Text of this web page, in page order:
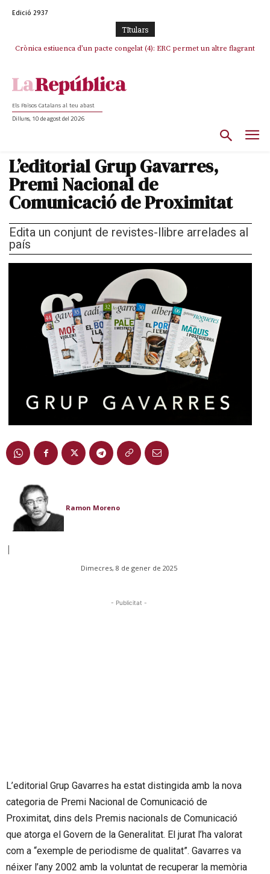
Edició 2937
TItulars
Crònica estiuenca d’un pacte congelat (4): ERC permet un altre flagrant
Els Països Catalans al teu abast
Dilluns, 10 de agost del 2026
L’editorial Grup Gavarres,
Premi Nacional de
Comunicació de Proximitat
Edita un conjunt de revistes-llibre arrelades al
país
Ramon Moreno
|
Dimecres, 8 de gener de 2025
- Publicitat -
L’editorial Grup Gavarres ha estat distingida amb la nova
categoria de Premi Nacional de Comunicació de
Proximitat, dins dels Premis nacionals de Comunicació
que atorga el Govern de la Generalitat. El jurat l’ha valorat
com a “exemple de periodisme de qualitat”. Gavarres va
néixer l’any 2002 amb la voluntat de recuperar la memòria